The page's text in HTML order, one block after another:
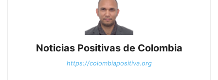
Noticias Positivas de Colombia
https://colombiapositiva.org